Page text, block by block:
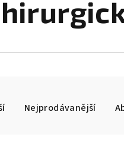
Nejprodávanější